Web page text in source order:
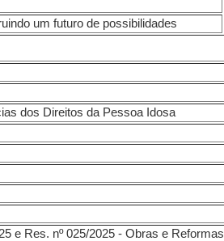
um futuro de possibilidades
dos Direitos da Pessoa Idosa
e Res. nº 025/2025 - Obras e Reformas